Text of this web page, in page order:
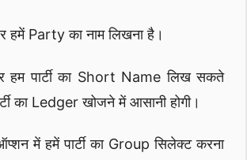
हमें Party का नाम लिखना है।
हम पार्टी का Short Name लिख सकते
का Ledger खोजने में आसानी होगी।
में हमें पार्टी का Group सिलेक्ट करना